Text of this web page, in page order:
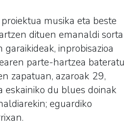
proiektua musika eta beste
dituen emanaldi sorta
inprobisazioa
parte-hartzea bateratu
zapatuan, azaroak 29,
eskainiko du blues doinak
eguardiko